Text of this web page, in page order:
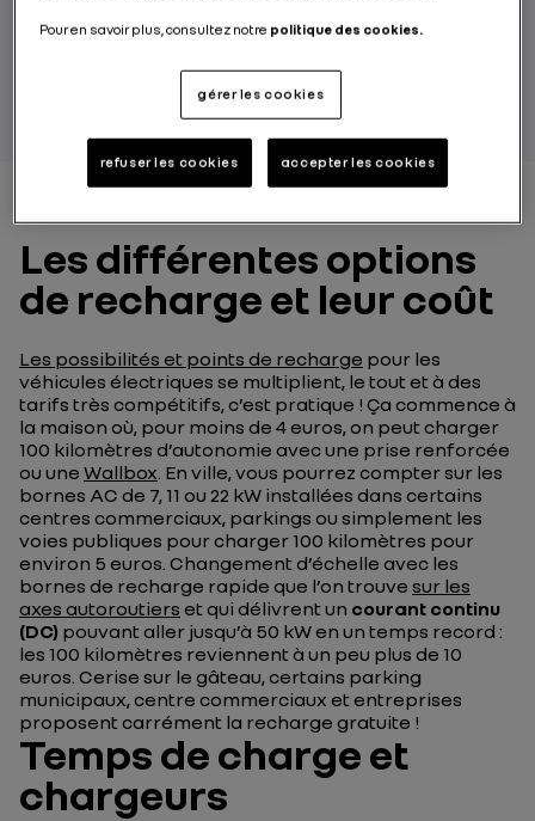
correspondant en fonction du type de
Les différentes options
de recharge et leur coût
Les possibilités et points de recharge pour les
véhicules électriques se multiplient, le tout et à des
tarifs très compétitifs, c’est pratique ! Ça commence à
la maison où, pour moins de 4 euros, on peut charger
100 kilomètres d’autonomie avec une prise renforcée
ou une Wallbox. En ville, vous pourrez compter sur les
bornes AC de 7, 11 ou 22 kW installées dans certains
centres commerciaux, parkings ou simplement les
voies publiques pour charger 100 kilomètres pour
environ 5 euros. Changement d’échelle avec les
bornes de recharge rapide que l’on trouve sur les
axes autoroutiers et qui délivrent un courant continu
(DC) pouvant aller jusqu’à 50 kW en un temps record :
les 100 kilomètres reviennent à un peu plus de 10
euros. Cerise sur le gâteau, certains parking
municipaux, centre commerciaux et entreprises
proposent carrément la recharge gratuite !
Temps de charge et
chargeurs
Pour en savoir plus, consultez notre politique des cookies.
gérer les cookies
refuser les cookies accepter les cookies